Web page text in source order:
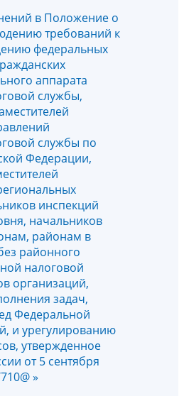
в Положение о
требований к
федеральных
аппарата
службы,
службы по
Федерации,
инспекций
начальников
районам в
районного
налоговой
организаций,
задач,
Федеральной
и урегулированию
утвержденное
от 5 сентября
»